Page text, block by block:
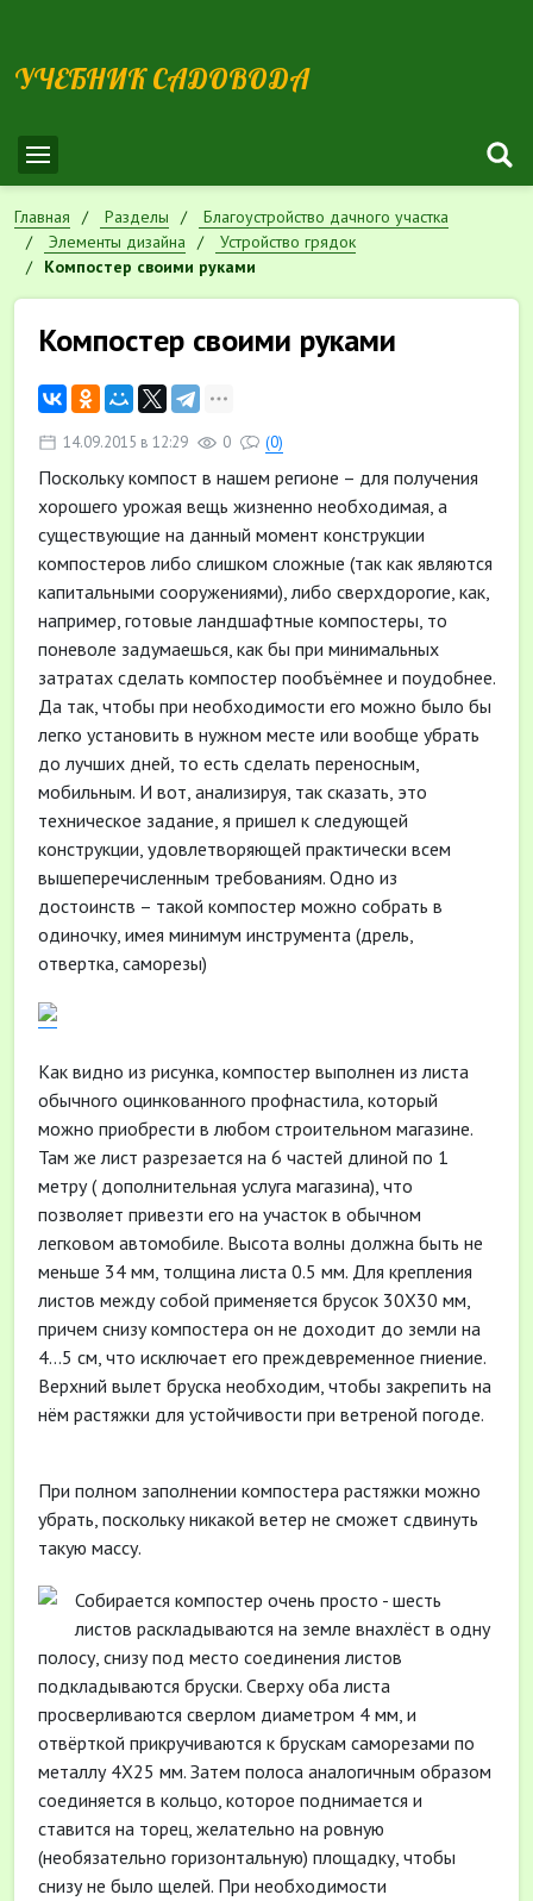
УЧЕБНИК САДОВОДА
Главная Разделы
Благоустройство дачного участка
Элементы дизайна
Устройство грядок
Компостер своими руками
Компостер своими руками
14.09.2015 в 12:29 0 (0)
Поскольку компост в нашем регионе – для получения
хорошего урожая вещь жизненно необходимая, а
существующие на данный момент конструкции
компостеров либо слишком сложные (так как являются
капитальными сооружениями), либо сверхдорогие, как,
например, готовые ландшафтные компостеры, то
поневоле задумаешься, как бы при минимальных
затратах сделать компостер пообъёмнее и поудобнее.
Да так, чтобы при необходимости его можно было бы
легко установить в нужном месте или вообще убрать
до лучших дней, то есть сделать переносным,
мобильным. И вот, анализируя, так сказать, это
техническое задание, я пришел к следующей
конструкции, удовлетворяющей практически всем
вышеперечисленным требованиям. Одно из
достоинств – такой компостер можно собрать в
одиночку, имея минимум инструмента (дрель,
отвертка, саморезы)
Как видно из рисунка, компостер выполнен из листа
обычного оцинкованного профнастила, который
можно приобрести в любом строительном магазине.
Там же лист разрезается на 6 частей длиной по 1
метру ( дополнительная услуга магазина), что
позволяет привезти его на участок в обычном
легковом автомобиле. Высота волны должна быть не
меньше 34 мм, толщина листа 0.5 мм. Для крепления
листов между собой применяется брусок 30Х30 мм,
причем снизу компостера он не доходит до земли на
4…5 см, что исключает его преждевременное гниение.
Верхний вылет бруска необходим, чтобы закрепить на
нём растяжки для устойчивости при ветреной погоде.
При полном заполнении компостера растяжки можно
убрать, поскольку никакой ветер не сможет сдвинуть
такую массу.
Собирается компостер очень просто - шесть
листов раскладываются на земле внахлёст в одну
полосу, снизу под место соединения листов
подкладываются бруски. Сверху оба листа
просверливаются сверлом диаметром 4 мм, и
отвёрткой прикручиваются к брускам саморезами по
металлу 4Х25 мм. Затем полоса аналогичным образом
соединяется в кольцо, которое поднимается и
ставится на торец, желательно на ровную
(необязательно горизонтальную) площадку, чтобы
снизу не было щелей. При необходимости